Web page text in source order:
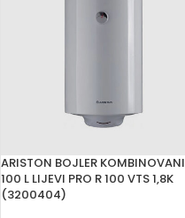
ARISTON BOJLER KOMBINOVANI
100 L LIJEVI PRO R 100 VTS 1,8K
(3200404)